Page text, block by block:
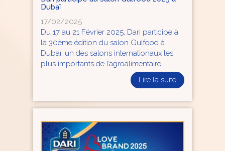
Dubaï
17/02/2025
Du 17 au 21 Février 2025, Dari participe à
la 30ème édition du salon Gulfood à
Dubaï, un des salons internationaux les
plus importants de l’agroalimentaire
Lire la suite